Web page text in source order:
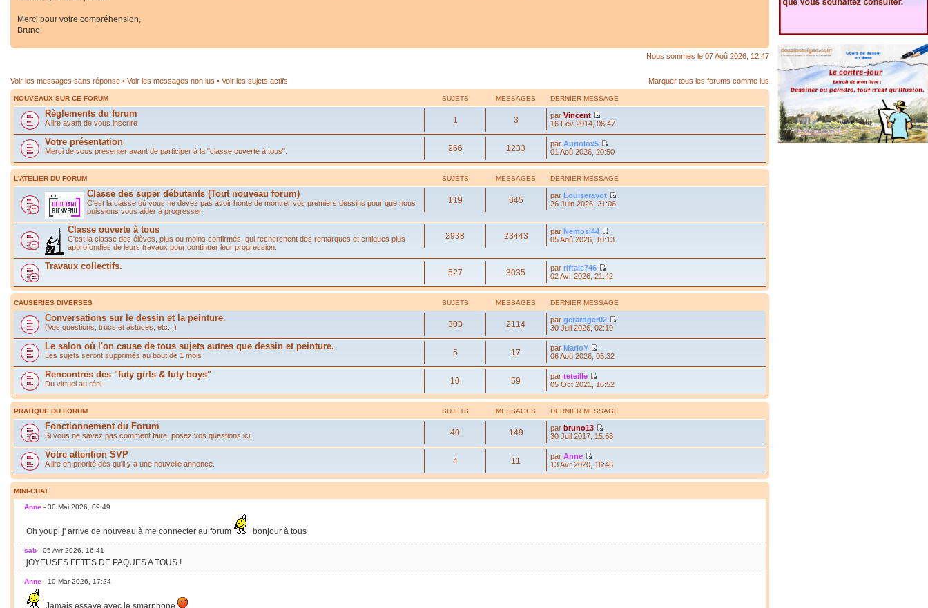
Merci pour votre compréhension,
Bruno
Nous sommes le 07 Aoû 2026, 12:47
Voir les messages sans réponse • Voir les messages non lus • Voir les sujets actifs Marquer tous les forums comme lus
NOUVEAUX SUR CE FORUM SUJETS MESSAGES DERNIER MESSAGE
Règlements du forum
A lire avant de vous inscrire 1 3 par Vincent
16 Fév 2014, 06:47
Votre présentation
Merci de vous présenter avant de participer à la "classe ouverte à tous". 266 1233 par Auriolox5
01 Aoû 2026, 20:50
L'ATELIER DU FORUM SUJETS MESSAGES DERNIER MESSAGE
Classe des super débutants (Tout nouveau forum)
C'est la classe où vous ne devez pas avoir honte de montrer vos premiers dessins pour que nous
puissions vous aider à progresser.
119 645 par Louiseravot
26 Juin 2026, 21:06
Classe ouverte à tous
C'est la classe des élèves, plus ou moins confirmés, qui recherchent des remarques et critiques plus
approfondies de leurs travaux pour continuer leur progression.
2938 23443 par Nemosi44
05 Aoû 2026, 10:13
Travaux collectifs.
527 3035 par riftale746
02 Avr 2026, 21:42
CAUSERIES DIVERSES SUJETS MESSAGES DERNIER MESSAGE
Conversations sur le dessin et la peinture.
(Vos questions, trucs et astuces, etc...) 303 2114 par gerardger02
30 Juil 2026, 02:10
Le salon où l'on cause de tous sujets autres que dessin et peinture.
Les sujets seront supprimés au bout de 1 mois 5 17 par MarioY
06 Aoû 2026, 05:32
Rencontres des "futy girls & futy boys"
Du virtuel au réel 10 59 par teteille
05 Oct 2021, 16:52
PRATIQUE DU FORUM SUJETS MESSAGES DERNIER MESSAGE
Fonctionnement du Forum
Si vous ne savez pas comment faire, posez vos questions ici. 40 149 par bruno13
30 Juil 2017, 15:58
Votre attention SVP
A lire en priorité dès qu'il y a une nouvelle annonce. 4 11 par Anne
13 Avr 2020, 16:46
MINI-CHAT
Anne - 30 Mai 2026, 09:49
Oh youpi j' arrive de nouveau à me connecter au forum bonjour à tous
sab - 05 Avr 2026, 16:41
jOYEUSES FËTES DE PAQUES A TOUS !
Anne - 10 Mar 2026, 17:24
Jamais essayé avec le smarphone